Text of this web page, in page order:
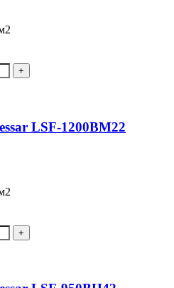
LSF-1200BМ22